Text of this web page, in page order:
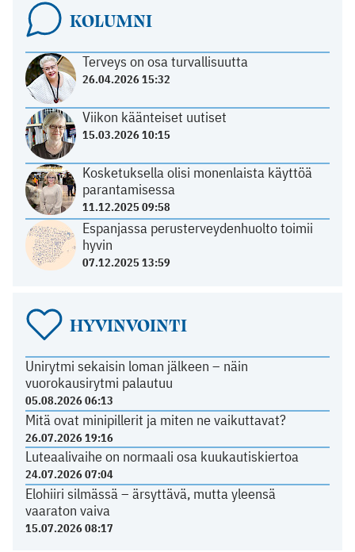
KOLUMNI
Terveys on osa turvallisuutta
26.04.2026 15:32
Viikon käänteiset uutiset
15.03.2026 10:15
Kosketuksella olisi monenlaista käyttöä
parantamisessa
11.12.2025 09:58
Espanjassa perusterveydenhuolto toimii
hyvin
07.12.2025 13:59
HYVINVOINTI
Unirytmi sekaisin loman jälkeen – näin
vuorokausirytmi palautuu
05.08.2026 06:13
Mitä ovat minipillerit ja miten ne vaikuttavat?
26.07.2026 19:16
Luteaalivaihe on normaali osa kuukautiskiertoa
24.07.2026 07:04
Elohiiri silmässä – ärsyttävä, mutta yleensä
vaaraton vaiva
15.07.2026 08:17